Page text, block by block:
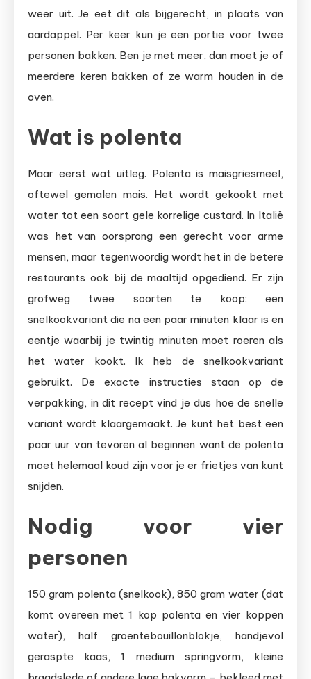
weer uit. Je eet dit als bijgerecht, in plaats van
aardappel. Per keer kun je een portie voor twee
personen bakken. Ben je met meer, dan moet je of
meerdere keren bakken of ze warm houden in de
oven.
Wat is polenta
Maar eerst wat uitleg. Polenta is maisgriesmeel,
oftewel gemalen mais. Het wordt gekookt met
water tot een soort gele korrelige custard. In Italië
was het van oorsprong een gerecht voor arme
mensen, maar tegenwoordig wordt het in de betere
restaurants ook bij de maaltijd opgediend. Er zijn
grofweg twee soorten te koop: een
snelkookvariant die na een paar minuten klaar is en
eentje waarbij je twintig minuten moet roeren als
het water kookt. Ik heb de snelkookvariant
gebruikt. De exacte instructies staan op de
verpakking, in dit recept vind je dus hoe de snelle
variant wordt klaargemaakt. Je kunt het best een
paar uur van tevoren al beginnen want de polenta
moet helemaal koud zijn voor je er frietjes van kunt
snijden.
Nodig voor vier
personen
150 gram polenta (snelkook), 850 gram water (dat
komt overeen met 1 kop polenta en vier koppen
water), half groentebouillonblokje, handjevol
geraspte kaas, 1 medium springvorm, kleine